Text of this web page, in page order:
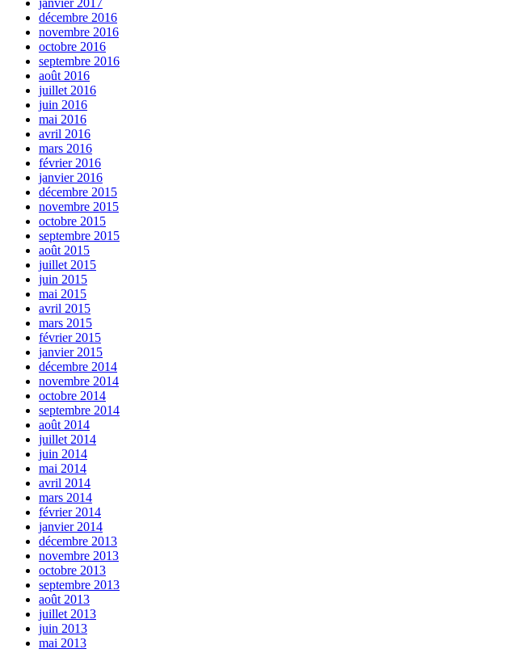
décembre 2016
novembre 2016
octobre 2016
septembre 2016
août 2016
juillet 2016
juin 2016
mai 2016
avril 2016
mars 2016
février 2016
janvier 2016
décembre 2015
novembre 2015
octobre 2015
septembre 2015
août 2015
juillet 2015
juin 2015
mai 2015
avril 2015
mars 2015
février 2015
janvier 2015
décembre 2014
novembre 2014
octobre 2014
septembre 2014
août 2014
juillet 2014
juin 2014
mai 2014
avril 2014
mars 2014
février 2014
janvier 2014
décembre 2013
novembre 2013
octobre 2013
septembre 2013
août 2013
juillet 2013
juin 2013
mai 2013